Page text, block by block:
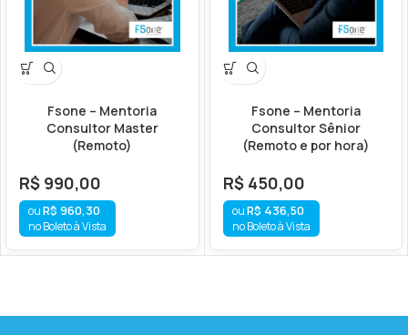
Fsone – Mentoria
Consultor Master
(Remoto)
R$ 990,00
R$ 960,30
no Boleto à Vista
Fsone – Mentoria
Consultor Sênior
(Remoto e por hora)
R$450,00
R$ 436,50
no Boleto à Vista